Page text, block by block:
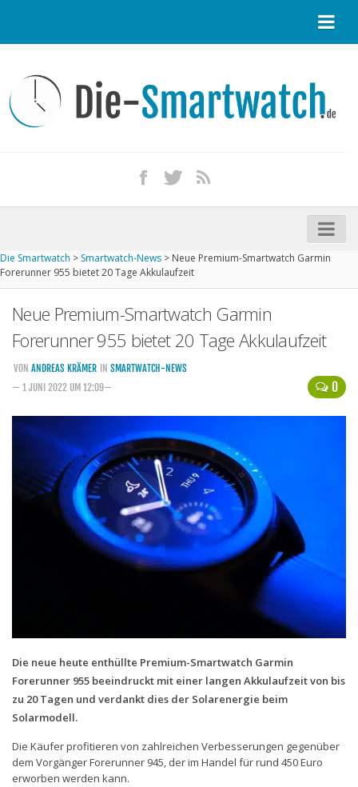
Kontakt / Tipp geben
Impressum
iPhone kaufen
Startseite
Kommende Smartwatches
Handytarife
BASE
Smartphonetarife
Datentarife
o2
Smartphonetarife
Prepaid-Tarife
Mobilfunk-Tarifrechner
Flatrate-Datentarife
Die Smartwatch > Smartwatch-News > Neue Premium-Smartwatch Garmin
Forerunner 955 bietet 20 Tage Akkulaufzeit
Neue Premium-Smartwatch Garmin
Forerunner 955 bietet 20 Tage Akkulaufzeit
0
VON ANDREAS KRÄMER IN SMARTWATCH-NEWS
— 1 JUNI 2022 UM 12:09—
Die neue heute enthüllte Premium-Smartwatch Garmin
Forerunner 955 beeindruckt mit einer langen Akkulaufzeit von bis
zu 20 Tagen und verdankt dies der Solarenergie beim
Solarmodell.
Die Käufer profitieren von zahlreichen Verbesserungen gegenüber
dem Vorgänger Forerunner 945, der im Handel für rund 450 Euro
erworben werden kann.